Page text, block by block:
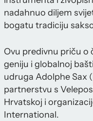
nadahnuo diljem
bogatu tradiciju
Ovu predivnu priču o
geniju i globalnoj
udruga Adolphe Sax
partnerstvu s
Hrvatskoj i
International.